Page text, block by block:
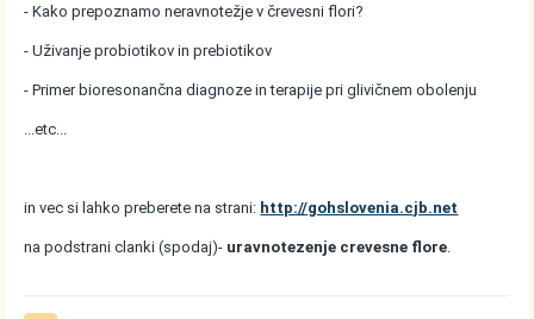
- Kako prepoznamo neravnotežje v črevesni flori?
- Uživanje probiotikov in prebiotikov
- Primer bioresonančna diagnoze in terapije pri glivičnem obolenju
...etc...
in vec si lahko preberete na strani: http://gohslovenia.cjb.net
na podstrani clanki (spodaj)- uravnotezenje crevesne flore